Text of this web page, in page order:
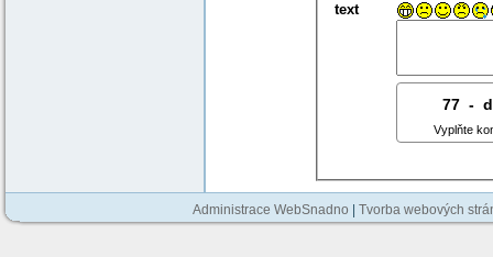
text
77 8- 7
Vyplňte
Administrace WebSnadno Tvorba webových